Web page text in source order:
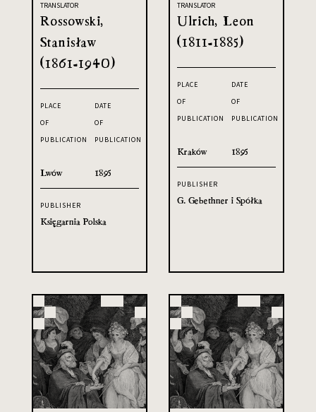
TRANSLATOR
Rossowski,
Stanisław
(1861-1940)
PLACE
OF
PUBLICATION
Lwów
DATE
OF
PUBLICATION
1895
PUBLISHER
Księgarnia Polska
TRANSLATOR
Ulrich, Leon
(1811-1885)
PLACE
OF
PUBLICATION
Kraków
DATE
OF
PUBLICATION
1895
PUBLISHER
G. Gebethner i Spółka